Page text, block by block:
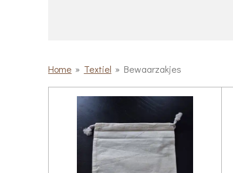
Home » Textiel » Bewaarzakjes